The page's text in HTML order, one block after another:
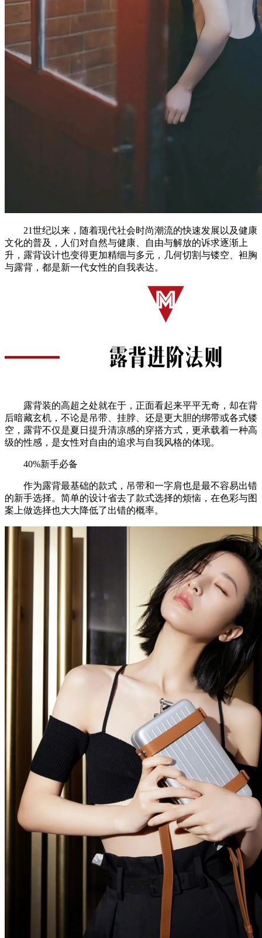
21世纪以来，随着现代社会时尚潮流的快速发展以及健康
文化的普及，人们对自然与健康、自由与解放的诉求逐渐上
升，露背设计也变得更加精细与多元，几何切割与镂空、袒胸
与露背，都是新一代女性的自我表达。
露背装的高超之处就在于，正面看起来平平无奇，却在背
后暗藏玄机，不论是吊带、挂脖、还是更大胆的绑带或各式镂
空，露背不仅是夏日提升清凉感的穿搭方式，更承载着一种高
级的性感，是女性对自由的追求与自我风格的体现。
40%新手必备
作为露背最基础的款式，吊带和一字肩也是最不容易出错
的新手选择。简单的设计省去了款式选择的烦恼，在色彩与图
案上做选择也大大降低了出错的概率。